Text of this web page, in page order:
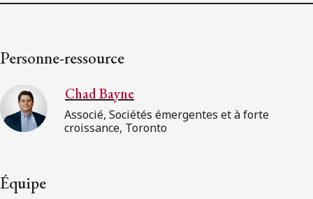
Personne-ressource
Chad Bayne
Associé, Sociétés émergentes et à forte
croissance, Toronto
Équipe